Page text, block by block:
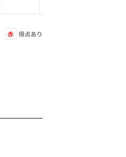
赤 得点あり